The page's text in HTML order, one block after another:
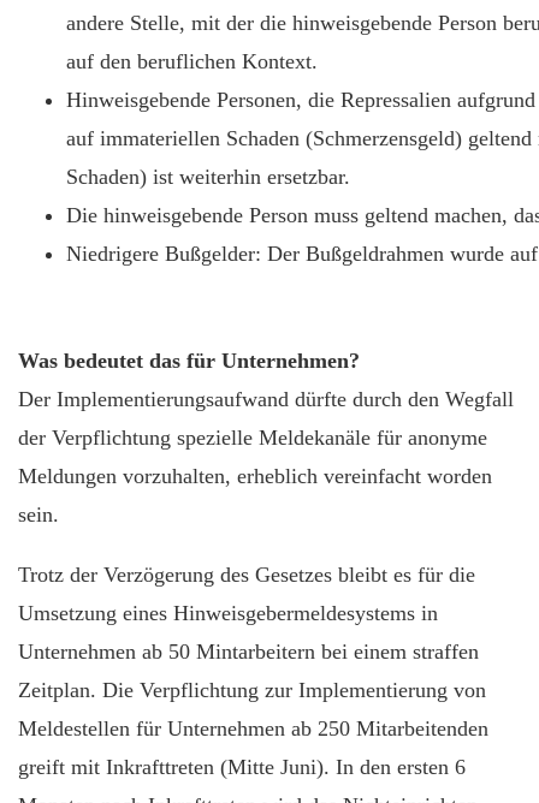
andere Stelle, mit der die hinweisgebende Person
auf den beruflichen Kontext.
Hinweisgebende Personen, die Repressalien
auf immateriellen Schaden (Schmerzensgeld)
Schaden) ist weiterhin ersetzbar.
Die hinweisgebende Person muss geltend machen,
Niedrigere Bußgelder: Der Bußgeldrahmen wurde
Was bedeutet das für Unternehmen?
Der Implementierungsaufwand dürfte durch den Wegfall
der Verpflichtung spezielle Meldekanäle für anonyme
Meldungen vorzuhalten, erheblich vereinfacht worden
sein.
Trotz der Verzögerung des Gesetzes bleibt es für die
Umsetzung eines Hinweisgebermeldesystems in
Unternehmen ab 50 Mintarbeitern bei einem straffen
Zeitplan. Die Verpflichtung zur Implementierung von
Meldestellen für Unternehmen ab 250 Mitarbeitenden
greift mit Inkrafttreten (Mitte Juni). In den ersten 6